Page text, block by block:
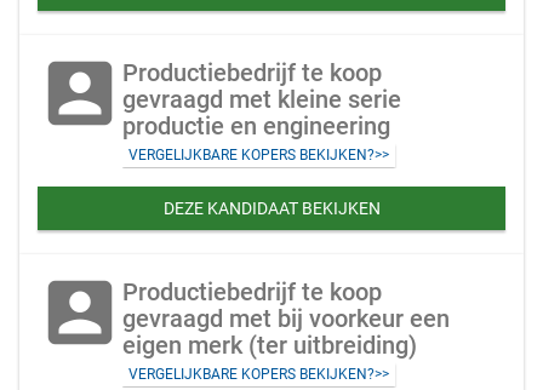
account_box Productiebedrijf te koop
gevraagd met kleine serie
productie en engineering
VERGELIJKBARE KOPERS BEKIJKEN?>>
DEZE KANDIDAAT BEKIJKEN
account_box Productiebedrijf te koop
gevraagd met bij voorkeur een
eigen merk (ter uitbreiding)
VERGELIJKBARE KOPERS BEKIJKEN?>>